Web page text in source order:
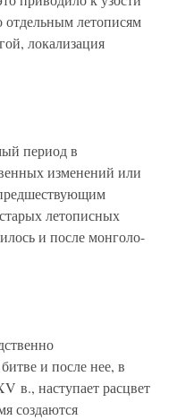
отдельным летописям
локализация
период в
изменений или
летописных
и после монголо-
и после нее, в
в., наступает расцвет
создаются